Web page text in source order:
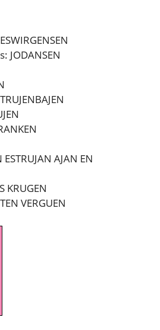
JODANSEN
AJAN EN
KRUGEN
VERGUEN